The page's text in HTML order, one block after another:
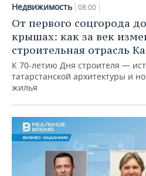
Недвижимость 08:00
От первого соцгорода
крышах: как за век
строительная отрасль
К 70-летию Дня строителя —
татарстанской архитектуры и
жилья